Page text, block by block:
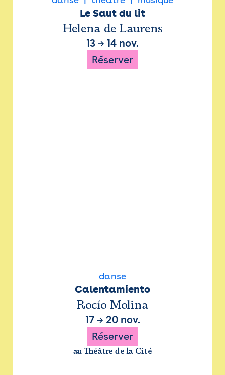
Le Saut du lit
Helena de Laurens
13 → 14 nov.
Réserver
danse
Calentamiento
Rocío Molina
17→ 20 nov.
Réserver
au Théâtre de la Cité